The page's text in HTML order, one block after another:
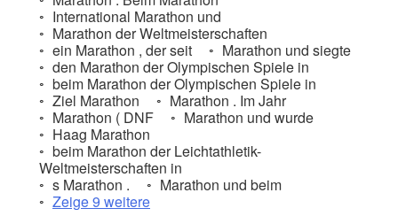
International Marathon und
Marathon der Weltmeisterschaften
ein Marathon , der seit
Marathon und siegte
den Marathon der Olympischen Spiele in
beim Marathon der Olympischen Spiele in
Ziel Marathon
Marathon . Im Jahr
Marathon ( DNF
Marathon und wurde
Haag Marathon
beim Marathon der Leichtathletik-
Weltmeisterschaften in
s Marathon .
Marathon und beim
Zeige 9 weitere